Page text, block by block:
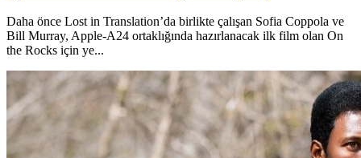
Daha önce Lost in Translation’da birlikte çalışan Sofia Coppola ve
Bill Murray, Apple-A24 ortaklığında hazırlanacak ilk film olan On
the Rocks için ye...